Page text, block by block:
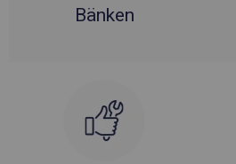
Bänken